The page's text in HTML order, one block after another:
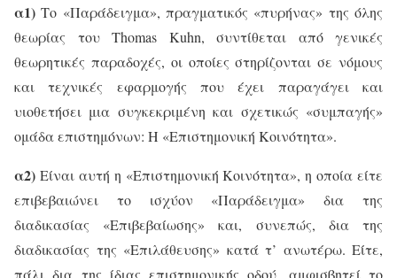
α1)Το «Παράδειγμα», πραγματικός «πυρήνας» της όλης
θεωρίας του Thomas Kuhn, συντίθεται από γενικές
θεωρητικές παραδοχές, οι οποίες στηρίζονται σε νόμους
και τεχνικές εφαρμογής που έχει παραγάγει και
υιοθετήσει μια συγκεκριμένη και σχετικώς «συμπαγής»
ομάδα επιστημόνων: Η «Επιστημονική Κοινότητα».
α2) Είναι αυτή η «Επιστημονική Κοινότητα», η οποία είτε
επιβεβαιώνει το ισχύον «Παράδειγμα» δια της
διαδικασίας «Επιβεβαίωσης» και, συνεπώς, δια της
διαδικασίας της «Επιλάθευσης» κατά τ’ ανωτέρω. Είτε,
πάλι δια της ίδιας επιστημονικής οδού, αμφισβητεί το